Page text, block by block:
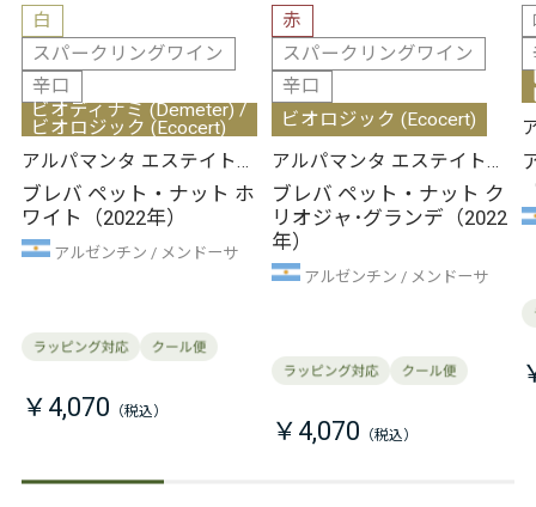
白
スパークリングワイン
辛口
ビオディナミ (Demeter) /
ビオロジック (Ecocert)
アルパマンタ エステイト･
ワインズ
ブレバ ペット・ナット ホ
ワイト（2022年）
アルゼンチン メンドーサ
￥4,070
赤
スパークリングワイン
辛口
ビオロジック (Ecocert)
アルパマンタ エステイト･
ワインズ
ブレバ ペット・ナット ク
リオジャ･グランデ（2022
年）
アルゼンチン メンドーサ
￥4,070